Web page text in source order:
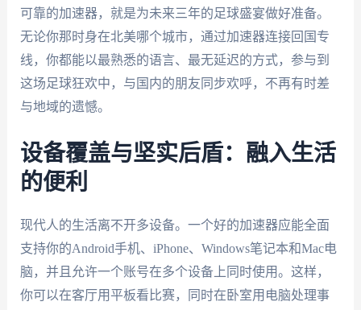
可靠的加速器，就是为未来三年的足球盛宴做好准备。
无论你那时身在北美哪个城市，通过加速器连接回国专
线，你都能以最熟悉的语言、最无延迟的方式，参与到
这场足球狂欢中，与国内的朋友同步欢呼，不再有时差
与地域的遗憾。
设备覆盖与坚实后盾：融入生活
的便利
现代人的生活离不开多设备。一个好的加速器应能全面
支持你的Android手机、iPhone、Windows笔记本和Mac电
脑，并且允许一个账号在多个设备上同时使用。这样，
你可以在客厅用平板看比赛，同时在卧室用电脑处理事